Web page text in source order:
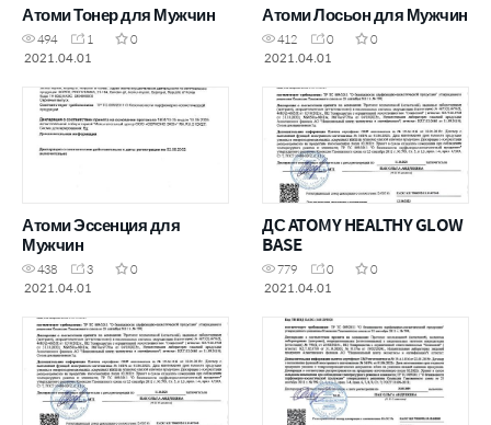
Атоми Тонер для Мужчин
494 1
0
2021.04.01
Атоми Лосьон для Мужчин
412 0
0
2021.04.01
Атоми Эссенция для
Мужчин
438 3
0
2021.04.01
ДС ATOMY HEALTHY GLOW
BASE
779 0
0
2021.04.01